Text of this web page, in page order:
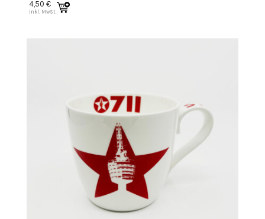
4,50 €
inkl. MwSt.